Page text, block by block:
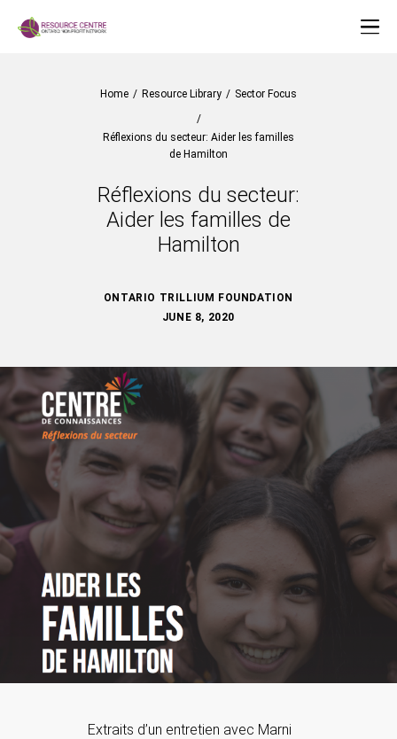
Home / Resource Library / Sector Focus
/
Réflexions du secteur: Aider les familles
de Hamilton
Réflexions du secteur:
Aider les familles de
Hamilton
ONTARIO TRILLIUM FOUNDATION
JUNE 8, 2020
Extraits d’un entretien avec Marni